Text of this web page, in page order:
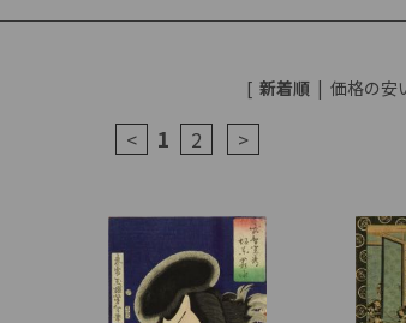
[ 新着順 | 価格の安
< 1 2 >